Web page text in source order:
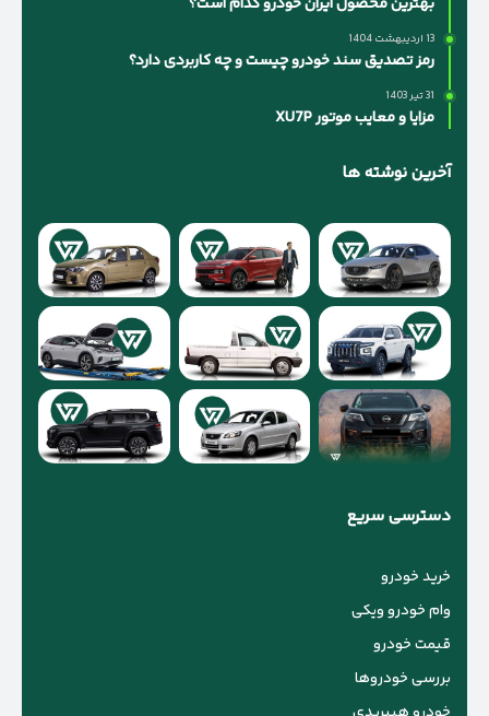
13 اردیبهشت 1404
رمز تصدیق سند خودرو چیست و چه کاربردی دارد؟
31 تیر 1403
مزایا و معایب موتور XU7P
آخرین نوشته ها
دسترسی سریع
خرید خودرو
وام خودرو ویکی
قیمت خودرو
بررسی خودروها